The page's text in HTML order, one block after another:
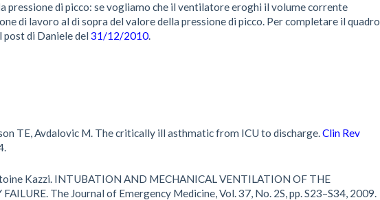
pressione di picco: se vogliamo che il ventilatore eroghi il volume corrente
di lavoro al di sopra del valore della pressione di picco. Per completare il quadro
di Daniele del31/12/2010.
TE, Avdalovic M. The critically ill asthmatic from ICU to discharge.Clin Rev
Kazzi. INTUBATION AND MECHANICAL VENTILATION OF THE
The Journal of Emergency Medicine, Vol. 37, No. 2S, pp. S23–S34, 2009.